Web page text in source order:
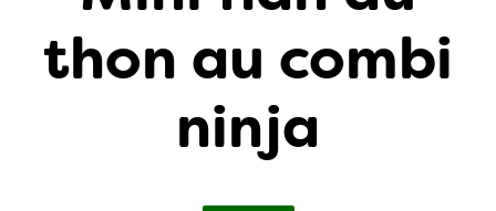
thon au combi
ninja